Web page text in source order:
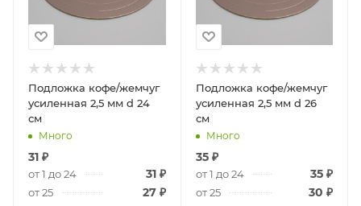
Подложка кофе/жемчуг
усиленная 2,5 мм d 24
см
Много
31 ₽
от 1 до 24 31₽
от 25 27₽
Подложка кофе/жемчуг
усиленная 2,5 мм d 26
см
Много
35₽
от 1 до 24 35 ₽
от 25 30 ₽